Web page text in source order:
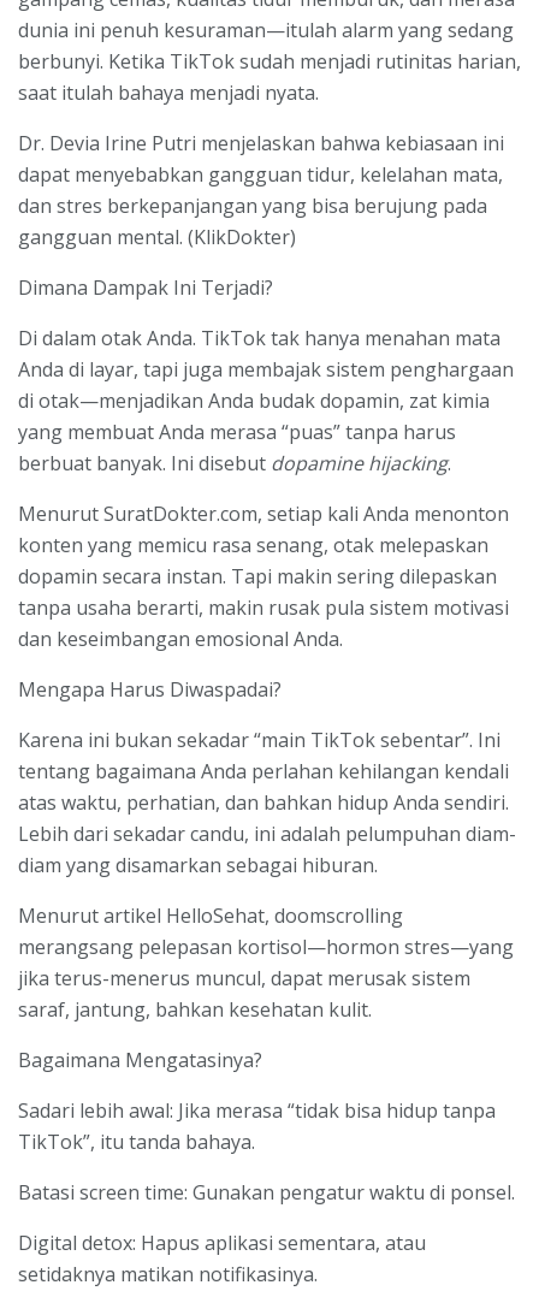
dunia ini penuh kesuraman—itulah alarm yang sedang
berbunyi. Ketika TikTok sudah menjadi rutinitas harian,
saat itulah bahaya menjadi nyata.
Dr. Devia Irine Putri menjelaskan bahwa kebiasaan ini
dapat menyebabkan gangguan tidur, kelelahan mata,
dan stres berkepanjangan yang bisa berujung pada
gangguan mental. (KlikDokter)
Dimana Dampak Ini Terjadi?
Di dalam otak Anda. TikTok tak hanya menahan mata
Anda di layar, tapi juga membajak sistem penghargaan
di otak—menjadikan Anda budak dopamin, zat kimia
yang membuat Anda merasa “puas” tanpa harus
berbuat banyak. Ini disebut dopamine hijacking.
Menurut SuratDokter.com, setiap kali Anda menonton
konten yang memicu rasa senang, otak melepaskan
dopamin secara instan. Tapi makin sering dilepaskan
tanpa usaha berarti, makin rusak pula sistem motivasi
dan keseimbangan emosional Anda.
Mengapa Harus Diwaspadai?
Karena ini bukan sekadar “main TikTok sebentar”. Ini
tentang bagaimana Anda perlahan kehilangan kendali
atas waktu, perhatian, dan bahkan hidup Anda sendiri.
Lebih dari sekadar candu, ini adalah pelumpuhan diam-
diam yang disamarkan sebagai hiburan.
Menurut artikel HelloSehat, doomscrolling
merangsang pelepasan kortisol—hormon stres—yang
jika terus-menerus muncul, dapat merusak sistem
saraf, jantung, bahkan kesehatan kulit.
Bagaimana Mengatasinya?
Sadari lebih awal: Jika merasa “tidak bisa hidup tanpa
TikTok”, itu tanda bahaya.
Batasi screen time: Gunakan pengatur waktu di ponsel.
Digital detox: Hapus aplikasi sementara, atau
setidaknya matikan notifikasinya.